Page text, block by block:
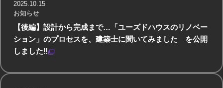
【後編】設計から完成まで…「ユーズドハウスのリノベー
ション」のプロセスを、建築士に聞いてみました を公開
しました‼
2025.10.15
お知らせ